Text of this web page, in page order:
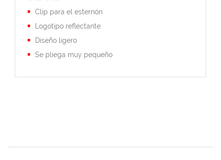
Clip para el esternón
Logotipo reflectante
Diseño ligero
Se pliega muy pequeño